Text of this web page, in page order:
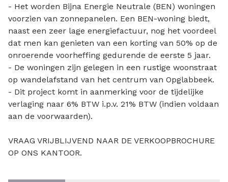
- Het worden Bijna Energie Neutrale (BEN) woningen
voorzien van zonnepanelen. Een BEN-woning biedt,
naast een zeer lage energiefactuur, nog het voordeel
dat men kan genieten van een korting van 50% op de
onroerende voorheffing gedurende de eerste 5 jaar.
- De woningen zijn gelegen in een rustige woonstraat
op wandelafstand van het centrum van Opglabbeek.
- Dit project komt in aanmerking voor de tijdelijke
verlaging naar 6% BTW i.p.v. 21% BTW (indien voldaan
aan de voorwaarden).
VRAAG VRIJBLIJVEND NAAR DE VERKOOPBROCHURE
OP ONS KANTOOR.